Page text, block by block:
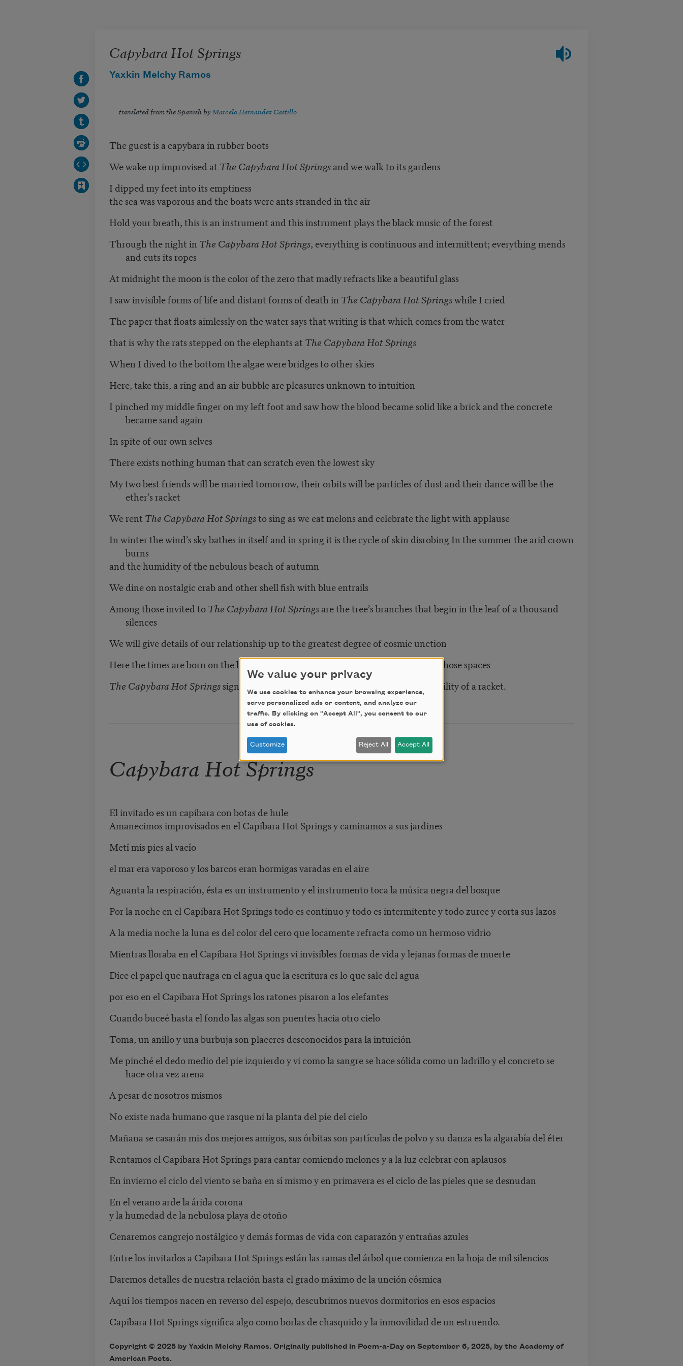
Capybara Hot Springs
Yaxkin Melchy Ramos
translated from the Spanish by Marcelo Hernandez Castillo
The guest is a capybara in rubber boots
We wake up improvised at The Capybara Hot Springsand we walk to its gardens
I dipped my feet into its emptiness
the sea was vaporous and the boats were ants stranded in the air
Hold your breath, this is an instrument and this instrument plays the black music of the forest
Through the night in The Capybara Hot Springs, everything is continuous and intermittent; everything mends
and cuts its ropes
At midnight the moon is the color of the zero that madly refracts like a beautiful glass
I saw invisible forms of life and distant forms of death in The Capybara Hot Springswhile I cried
The paper that floats aimlessly on the water says that writing is that which comes from the water
that is why the rats stepped on the elephants at The Capybara Hot Springs
When I dived to the bottom the algae were bridges to other skies
Here, take this, a ring and an air bubble are pleasures unknown to intuition
I pinched my middle finger on my left foot and saw how the blood became solid like a brick and the concrete
became sand again
In spite of our own selves
There exists nothing human that can scratch even the lowest sky
My two best friends will be married tomorrow, their orbits will be particles of dust and their dance will be the
ether’s racket
We rent The Capybara Hot Springsto sing as we eat melons and celebrate the light with applause
In winter the wind’s sky bathes in itself and in spring it is the cycle of skin disrobing In the summer the arid crown
burns
and the humidity of the nebulous beach of autumn
We dine on nostalgic crab and other shell fish with blue entrails
Among those invited toThe Capybara Hot Springsare the tree’s branches that begin in the leaf of a thousand
silences
We will give details of our relationship up to the greatest degree of cosmic unction
Here the times are born on the back of the mirror, and we discover new dorms in those spaces
The Capybara Hot Springssignify something like tassels of cracks and the immobility of a racket.
Capybara Hot Springs
El invitado es un capibara con botas de hule
Amanecimos improvisados en el Capibara Hot Springs y caminamos a sus jardines
Metí mis pies al vacío
el mar era vaporoso y los barcos eran hormigas varadas en el aire
Aguanta la respiración, ésta es un instrumento y el instrumento toca la música negra del bosque
Por la noche en el Capibara Hot Springs todo es continuo y todo es intermitente y todo zurce y corta sus lazos
A la media noche la luna es del color del cero que locamente refracta como un hermoso vidrio
Mientras lloraba en el Capibara Hot Springs vi invisibles formas de vida y lejanas formas de muerte
Dice el papel que naufraga en el agua que la escritura es lo que sale del agua
por eso en el Capibara Hot Springs los ratones pisaron a los elefantes
Cuando buceé hasta el fondo las algas son puentes hacia otro cielo
Toma, un anillo y una burbuja son placeres desconocidos para la intuición
Me pinché el dedo medio del pie izquierdo y vi como la sangre se hace sólida como un ladrillo y el concreto se
hace otra vez arena
A pesar de nosotros mismos
No existe nada humano que rasque ni la planta del pie del cielo
Mañana se casarán mis dos mejores amigos, sus órbitas son partículas de polvo y su danza es la algarabía del éter
Rentamos el Capibara Hot Springs para cantar comiendo melones y a la luz celebrar con aplausos
En invierno el ciclo del viento se baña en sí mismo y en primavera es el ciclo de las pieles que se desnudan
En el verano arde la árida corona
y la humedad de la nebulosa playa de otoño
Cenaremos cangrejo nostálgico y demás formas de vida con caparazón y entrañas azules
Entre los invitados a Capibara Hot Springs están las ramas del árbol que comienza en la hoja de mil silencios
Daremos detalles de nuestra relación hasta el grado máximo de la unción cósmica
Aquí los tiempos nacen en reverso del espejo, descubrimos nuevos dormitorios en esos espacios
Capibara Hot Springs significa algo como borlas de chasquido y la inmovilidad de un estruendo.
Copyright © 2025 by Yaxkin Melchy Ramos. Originally published in Poem-a-Day on September 6, 2025, by the Academy of
American Poets.
We value your privacy
We use cookies to enhance your browsing experience,
serve personalized ads or content, and analyze our
traffic. By clicking on "Accept All", you consent to our
use of cookies.
Customize Reject All Accept All